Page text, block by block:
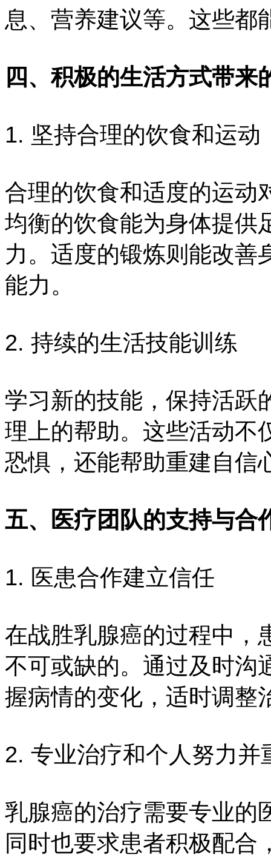
息、营养建议等。这些都
四、积极的生活方式带来
1. 坚持合理的饮食和运动
合理的饮食和适度的运动
均衡的饮食能为身体提供
力。适度的锻炼则能改善
能力。
2. 持续的生活技能训练
学习新的技能，保持活跃
理上的帮助。这些活动不
恐惧，还能帮助重建自信
五、医疗团队的支持与合
1. 医患合作建立信任
在战胜乳腺癌的过程中，
不可或缺的。通过及时沟
握病情的变化，适时调整
2. 专业治疗和个人努力并
乳腺癌的治疗需要专业的
同时也要求患者积极配合